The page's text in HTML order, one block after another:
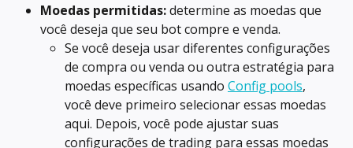
Moedas permitidas: determine as moedas que
você deseja que seu bot compre e venda.
Se você deseja usar diferentes configurações
de compra ou venda ou outra estratégia para
moedas específicas usando Config pools,
você deve primeiro selecionar essas moedas
aqui. Depois, você pode ajustar suas
configurações de trading para essas moedas